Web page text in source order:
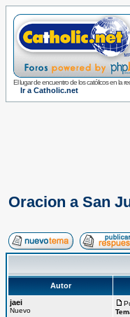
El lugar de encuentro de los católicos en la
Ir a Catholic.net
Oracion a San
Autor
jaei
Nuevo